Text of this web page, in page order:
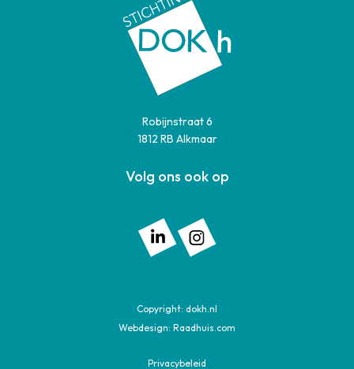
Robijnstraat 6
1812 RB Alkmaar
Volg ons ook op
Volg ons op: Linkedin
Copyright: dokh.nl
Webdesign: Raadhuis.com
Privacybeleid